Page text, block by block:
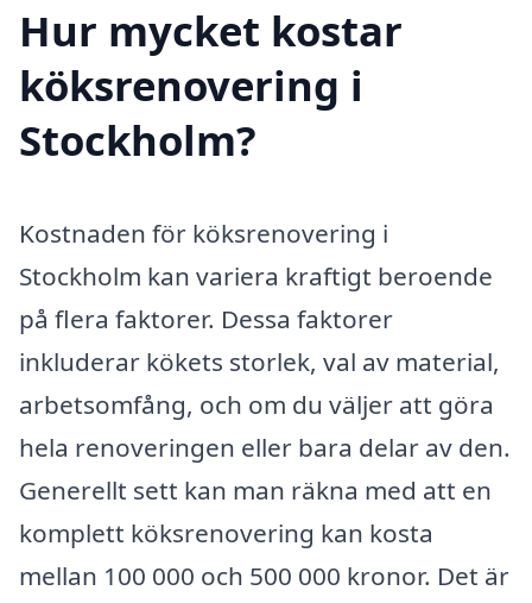
Hur mycket kostar
köksrenovering i
Stockholm?
Kostnaden för köksrenovering i
Stockholm kan variera kraftigt beroende
på flera faktorer. Dessa faktorer
inkluderar kökets storlek, val av material,
arbetsomfång, och om du väljer att göra
hela renoveringen eller bara delar av den.
Generellt sett kan man räkna med att en
komplett köksrenovering kan kosta
mellan 100 000 och 500 000 kronor. Det är